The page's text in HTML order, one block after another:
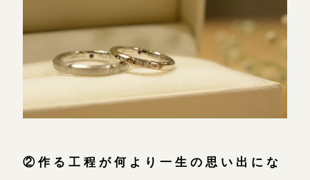
②作る工程が何より一生の思い出にな